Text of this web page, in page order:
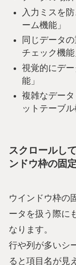
入力ミスを
ーム機能」
同じデータ
チェック機能
視覚的にデ
能」
複雑なデー
ットテーブル
スクロールし
ンドウ枠の固定
ウインドウ枠の
ータを扱う際に
なります。
行や列が多いシ
ると項目名が見